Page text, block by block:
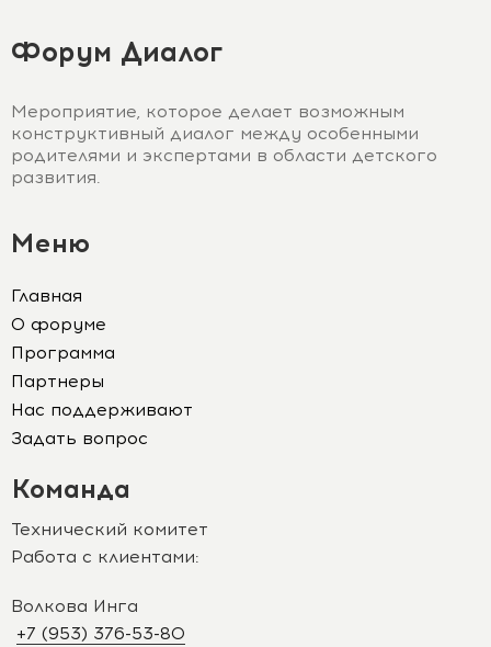
Форум Диалог
Мероприятие, которое делает возможным
конструктивный диалог между особенными
родителями и экспертами в области детского
развития.
Меню
Главная
О форуме
Программа
Партнеры
Нас поддерживают
Задать вопрос
Команда
Технический комитет
Работа с клиентами:
Волкова Инга
+7 (953) 376-53-80